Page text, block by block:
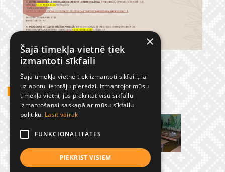
GADĪJUMBILDES
×
Šajā tīmekļa vietnē tiek
izmantoti sīkfaili
Šajā tīmekļa vietnē tiek izmantoti sīkfaili, lai
uzlabotu lietotāju pieredzi. Izmantojot mūsu
tīmekļa vietni, jūs piekrītat visu sīkfailu
izmantošanai saskaņā ar mūsu sīkfailu
politiku. Lasīt vairāk
FUNKCIONALITĀTES
PIEKRIST VISIEM